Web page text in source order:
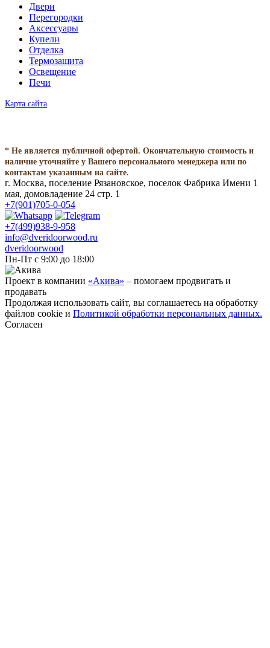
Двери
Перегородки
Аксессуары
Купели
Отделка
Термозащита
Освещение
Печи
Карта сайта
* Не является публичной офертой. Окончательную стоимость и
наличие уточняйте у Вашего персонального менеджера или по
контактам указанным на сайте.
г. Москва, поселение Рязановское, поселок Фабрика Имени 1
мая, домовладение 24 стр. 1
+7(901)705-0-054
+7(499)938-9-958
info@dveridoorwood.ru
dveridoorwood
Пн-Пт с 9:00 до 18:00
Проект в компании «Акива» – помогаем продвигать и
продавать
Продолжая использовать сайт, вы соглашаетесь на обработку
файлов cookie и Политикой обработки персональных данных.
Согласен